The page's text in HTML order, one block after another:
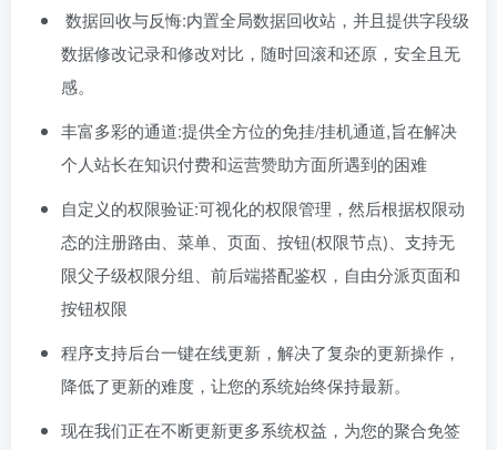
数据回收与反悔:内置全局数据回收站，并且提供字段级
数据修改记录和修改对比，随时回滚和还原，安全且无
感。
丰富多彩的通道:提供全方位的免挂/挂机通道,旨在解决
个人站长在知识付费和运营赞助方面所遇到的困难
自定义的权限验证:可视化的权限管理，然后根据权限动
态的注册路由、菜单、页面、按钮(权限节点)、支持无
限父子级权限分组、前后端搭配鉴权，自由分派页面和
按钮权限
程序支持后台一键在线更新，解决了复杂的更新操作，
降低了更新的难度，让您的系统始终保持最新。
现在我们正在不断更新更多系统权益，为您的聚合免签